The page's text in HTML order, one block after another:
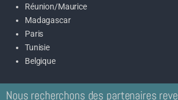
Réunion/Maurice
Madagascar
Paris
Tunisie
Belgique
Nous recherchons des partenaires